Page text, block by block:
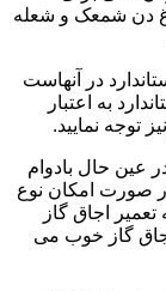
دن شمعک و شعله
در آنهاست
به اعتبار
توجه نمایید.
عین حال بادوام
صورت امکان نوع
اجاق گاز
گاز خوب می